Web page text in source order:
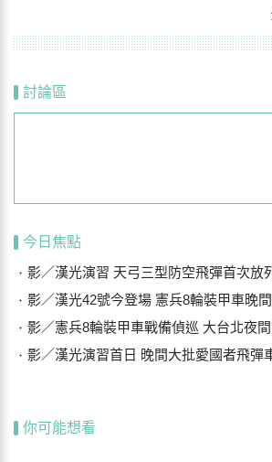
討論區
今日焦點
影／漢光演習 天弓三型防空飛彈首次放
影／漢光42號今登場 憲兵8輪裝甲車晚間
影／憲兵8輪裝甲車戰備偵巡 大台北夜
影／漢光演習首日 晚間大批愛國者飛彈
你可能想看